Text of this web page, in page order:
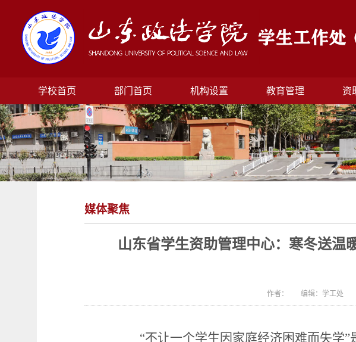
学校首页 部门首页 机构设置 教育管理 资
媒体聚焦
山东省学生资助管理中心：寒冬送
作者： 编辑：学工处
“不让一个学生因家庭经济困难而失学